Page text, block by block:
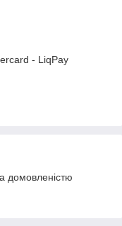
- LiqPay
домовленістю